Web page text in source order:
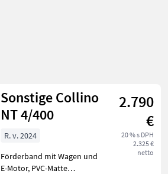
Sonstige Collino
NT 4/400
2.790
€
20 % s DPH
2.325 €
netto
R. v. 2024
Förderband mit Wagen und
E-Motor, PVC-Matte